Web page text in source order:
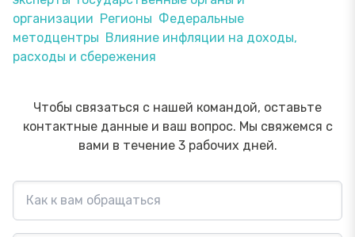
организации Регионы Федеральные
методцентры Влияние инфляции на доходы,
расходы и сбережения
Чтобы связаться с нашей командой, оставьте
контактные данные и ваш вопрос. Мы свяжемся с
вами в течение 3 рабочих дней.